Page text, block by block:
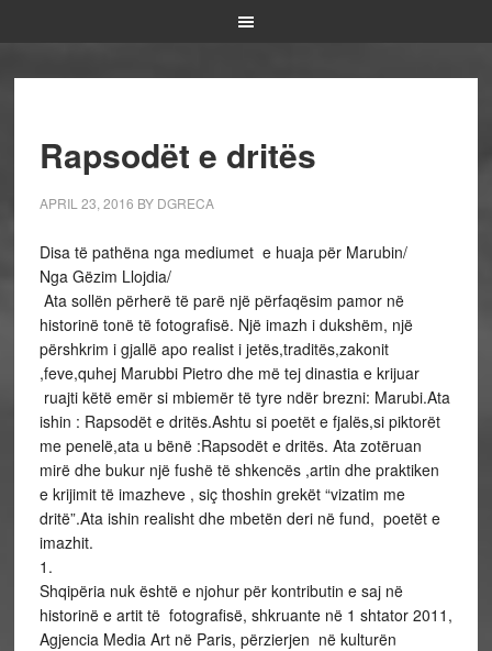
Rapsodët e dritës
APRIL 23, 2016 BY DGRECA
Disa të pathëna nga mediumet e huaja për Marubin/
Nga Gëzim Llojdia/
Ata sollën përherë të parë një përfaqësim pamor në
historinë tonë të fotografisë. Një imazh i dukshëm, një
përshkrim i gjallë apo realist i jetës,traditës,zakonit
,feve,quhej Marubbi Pietro dhe më tej dinastia e krijuar
ruajti këtë emër si mbiemër të tyre ndër brezni: Marubi.Ata
ishin : Rapsodët e dritës.Ashtu si poetët e fjalës,si piktorët
me penelë,ata u bënë :Rapsodët e dritës. Ata zotëruan
mirë dhe bukur një fushë të shkencës ,artin dhe praktiken
e krijimit të imazheve , siç thoshin grekët “vizatim me
dritë”.Ata ishin realisht dhe mbetën deri në fund, poetët e
imazhit.
1.
Shqipëria nuk është e njohur për kontributin e saj në
historinë e artit të fotografisë, shkruante në 1 shtator 2011,
Agjencia Media Art në Paris, përzierjen në kulturën